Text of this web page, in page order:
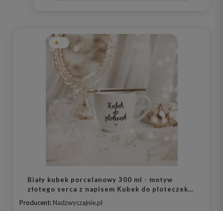
Biały kubek porcelanowy 300 ml - motyw
złotego serca z napisem Kubek do ploteczek
dla przyjaciółki na urodziny
Producent: Nadzwyczajnie.pl